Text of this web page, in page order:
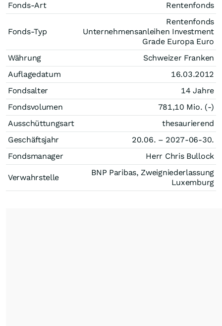
Fonds-Art Rentenfonds
Fonds-Typ
Rentenfonds
Unternehmensanleihen Investment
Grade Europa Euro
Währung
Schweizer Franken
Auflagedatum
16.03.2012
Fondsalter
14 Jahre
Fondsvolumen
781,10 Mio. (-)
Ausschüttungsart
thesaurierend
Geschäftsjahr
20.06. – 2027-06-30.
Fondsmanager
Herr Chris Bullock
Verwahrstelle
BNP Paribas, Zweigniederlassung
Luxemburg